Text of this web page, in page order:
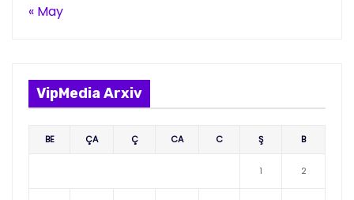
« May
VipMedia Arxiv
BE ÇA Ç CA C Ş B
1 2